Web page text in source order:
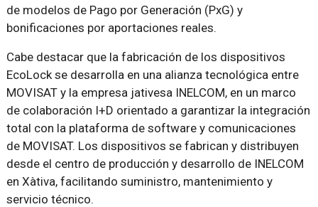
de modelos de Pago por Generación (PxG) y
bonificaciones por aportaciones reales.
Cabe destacar que la fabricación de los dispositivos
EcoLock se desarrolla en una alianza tecnológica entre
MOVISAT y la empresa jativesa INELCOM, en un marco
de colaboración I+D orientado a garantizar la integración
total con la plataforma de software y comunicaciones
de MOVISAT. Los dispositivos se fabrican y distribuyen
desde el centro de producción y desarrollo de INELCOM
en Xàtiva, facilitando suministro, mantenimiento y
servicio técnico.